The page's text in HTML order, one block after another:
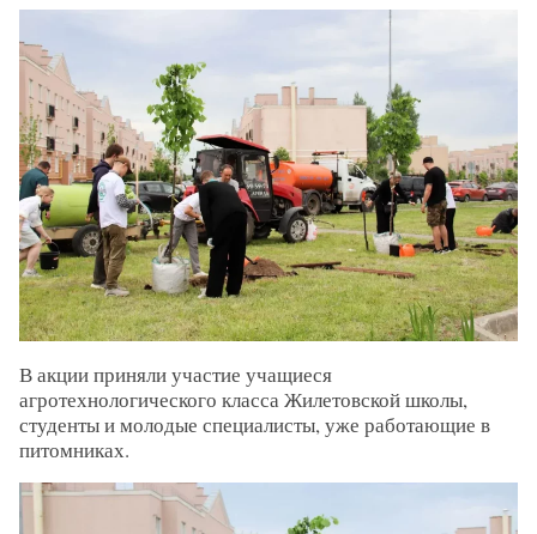
В акции приняли участие учащиеся
агротехнологического класса Жилетовской школы,
студенты и молодые специалисты, уже работающие в
питомниках.